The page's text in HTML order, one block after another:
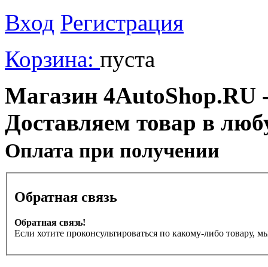
Вход Регистрация
Корзина: пуста
Магазин 4AutoShop.RU
Доставляем товар в
Оплата при получении
Обратная связь
Обратная связь!
Если хотите проконсультироваться по какому-либо товару,